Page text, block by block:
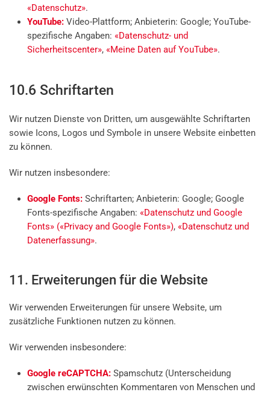
«Datenschutz».
YouTube: Video-Plattform; Anbieterin: Google; YouTube-
spezifische Angaben: «Datenschutz- und
Sicherheitscenter», «Meine Daten auf YouTube».
10.6 Schriftarten
Wir nutzen Dienste von Dritten, um ausgewählte Schriftarten
sowie Icons, Logos und Symbole in unsere Website einbetten
zu können.
Wir nutzen insbesondere:
Google Fonts: Schriftarten; Anbieterin: Google; Google
Fonts-spezifische Angaben: «Datenschutz und Google
Fonts» («Privacy and Google Fonts»), «Datenschutz und
Datenerfassung».
11. Erweiterungen für die Website
Wir verwenden Erweiterungen für unsere Website, um
zusätzliche Funktionen nutzen zu können.
Wir verwenden insbesondere:
Google reCAPTCHA: Spamschutz (Unterscheidung
zwischen erwünschten Kommentaren von Menschen und